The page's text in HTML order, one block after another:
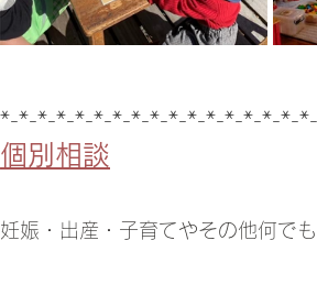
*-*-*-*-*-*-*-*-*-*-*-*-*-*-*-*-
個別相談
妊娠・出産・子育てやその他何で